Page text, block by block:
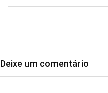
Deixe um comentário